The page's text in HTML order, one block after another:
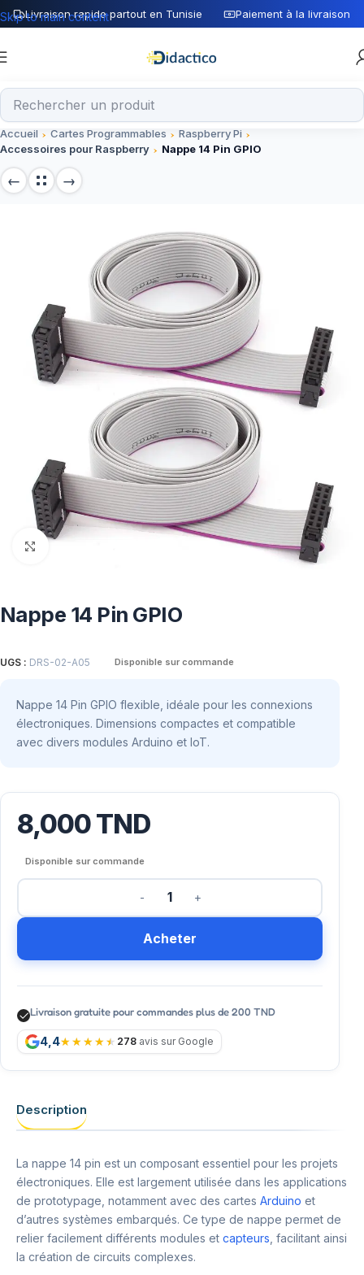
Livraison rapide partout en Tunisie Paiement à la livraison
Skip to main content
Accueil Cartes Programmables
Raspberry Pi
Accessoires pour Raspberry
Nappe 14 Pin GPIO
Nappe 14 Pin GPIO
UGS : DRS-02-A05 Disponible sur commande
Nappe 14 Pin GPIO flexible, idéale pour les connexions
électroniques. Dimensions compactes et compatible
avec divers modules Arduino et IoT.
8,000TND
Disponible sur commande
Acheter
Livraison gratuite pour commandes plus de 200 TND
4,4 278 avis sur Google
Description
La nappe 14 pin est un composant essentiel pour les projets
électroniques. Elle est largement utilisée dans les applications
de prototypage, notamment avec des cartes Arduino et
d’autres systèmes embarqués. Ce type de nappe permet de
relier facilement différents modules et capteurs , facilitant ainsi
la création de circuits complexes.